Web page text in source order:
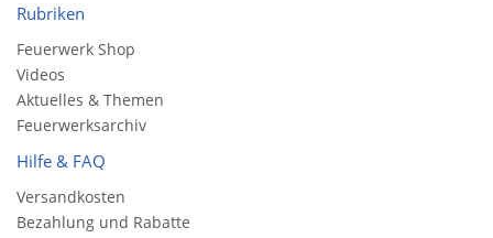
Rubriken
Feuerwerk Shop
Videos
Aktuelles & Themen
Feuerwerksarchiv
Hilfe & FAQ
Versandkosten
Bezahlung und Rabatte